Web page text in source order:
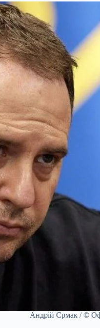
Андрій Єрмак / ©